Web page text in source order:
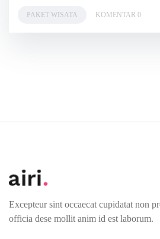
PAKET WISATA KOMENTAR 0
Excepteur sint occaecat cupidatat non
officia dese mollit anim id est laborum.